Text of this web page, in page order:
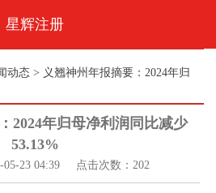
星辉注册
动态 > 义翘神州年报摘要：2024年归
2024年归母净利润同比减少
53.13%
05-23 04:39 点击次数：202